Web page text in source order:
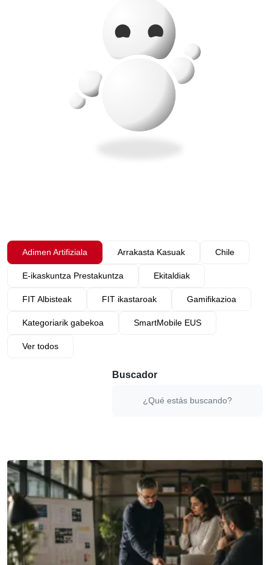
Adimen Artifiziala Arrakasta Kasuak Chile
E-ikaskuntza Prestakuntza Ekitaldiak
FIT Albisteak FIT ikastaroak Gamifikazioa
Kategoriarik gabekoa SmartMobile EUS
Ver todos
Buscador